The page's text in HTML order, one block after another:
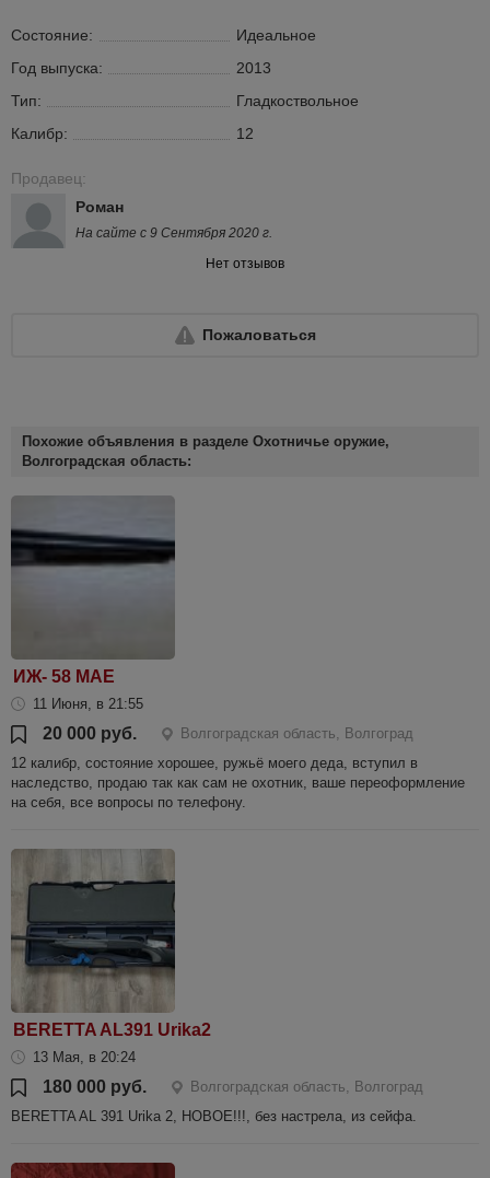
Состояние:
Идеальное
Год выпуска:
2013
Тип:
Гладкоствольное
Калибр:
12
Продавец:
Роман
На сайте с 9 Сентября 2020 г.
Нет отзывов
Пожаловаться
Похожие объявления в разделе Охотничье оружие,
Волгоградская область:
ИЖ- 58 МАЕ
11 Июня, в 21:55
20 000 руб.
Волгоградская область, Волгоград
12 калибр, состояние хорошее, ружьё моего деда, вступил в
наследство, продаю так как сам не охотник, ваше переоформление
на себя, все вопросы по телефону.
BERETTA AL391 Urika2
13 Мая, в 20:24
180 000 руб.
Волгоградская область, Волгоград
BERETTA AL 391 Urika 2, НОВОЕ!!!, без настрела, из сейфа.